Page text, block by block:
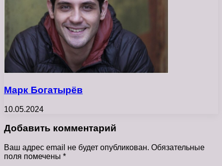
Марк Богатырёв
10.05.2024
Добавить комментарий
Ваш адрес email не будет опубликован. Обязательные
поля помечены *